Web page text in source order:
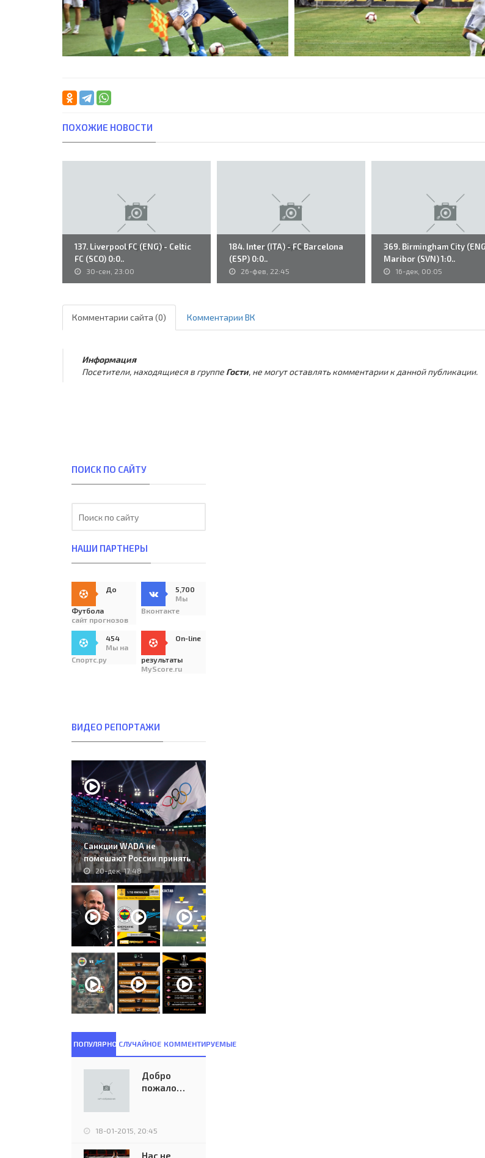
ПОХОЖИЕ НОВОСТИ
137. Liverpool FC (ENG) - Celtic
FC (SCO) 0:0..
30-сен, 23:00
184. Inter (ITA) - FC Barcelona
(ESP) 0:0..
26-фев, 22:45
369. Birmingham City
Maribor (SVN) 1:0..
16-дек, 00:05
Комментарии сайта (0) Комментарии ВК
Информация
Посетители, находящиеся в группе Гости, не могут оставлять комментарии к данной публикации.
ПОИСК ПО САЙТУ
НАШИ ПАРТНЕРЫ
До
Футбола
сайт прогнозов
5,700
Мы
Вконтакте
454
Мы на
Спортс.ру
On-line
результаты
MyScore.ru
ВИДЕО РЕПОРТАЖИ
Санкции WADA не
помешают России принять
чемпионат Европы и..
20-дек, 17:48
ПОПУЛЯРНОЕСЛУЧАЙНОЕ КОММЕНТИРУЕМЫЕ
Добро
пожаловать
eurocups-
18-01-2015, 20:45
Нас не